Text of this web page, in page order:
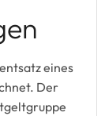
eines
Der